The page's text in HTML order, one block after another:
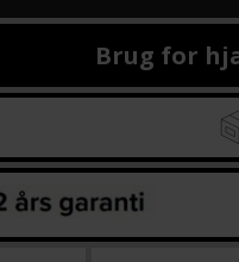
Brug for